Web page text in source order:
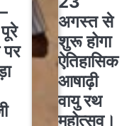
अगस्त से
शुरू होगा
ऐतिहासिक
आषाढ़ी
वायु रथ
महोत्सव।